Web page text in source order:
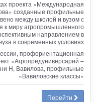
проекта «Международная
созданные профильные
между школой и вузом с
к миру агропромышленного
направлением в
в современных условиях
профориентационная
«Агропредуниверсарий –
Н, Вавилова, профильные
«Вавиловские классы»
Перейти